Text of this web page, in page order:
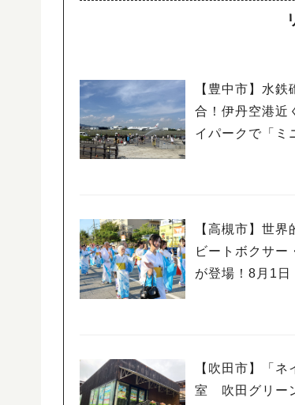
【豊中市】水
合！伊丹空港近
イパークで「ミ
【高槻市】世界
ビートボクサー
が登場！8月1日
【吹田市】「ネ
室 吹田グリー